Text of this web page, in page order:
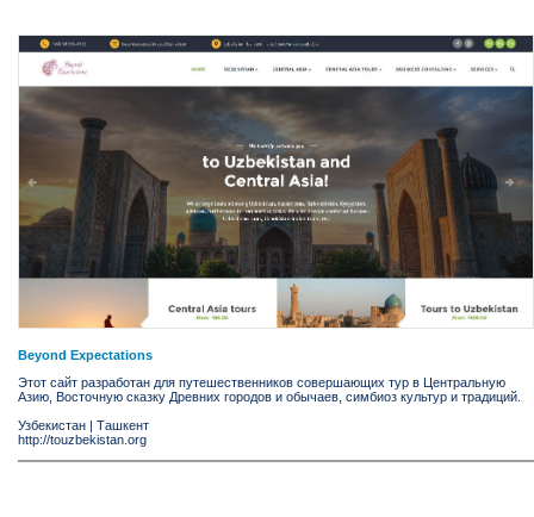
Beyond Expectations
Этот сайт разработан для путешественников совершающих тур в Центральную
Азию, Восточную сказку Древних городов и обычаев, симбиоз культур и традиций.
Узбекистан | Ташкент
http://touzbekistan.org